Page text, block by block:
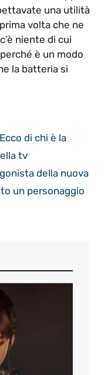
una utilità
volta che ne
niente di cui
è un modo
la batteria si
di chi è la
tv
della nuova
un personaggio